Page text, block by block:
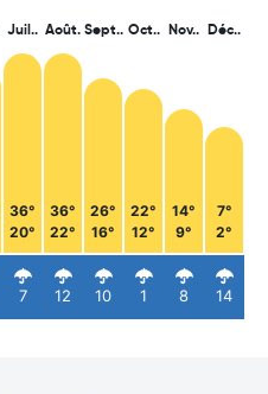
Juil..
36°
20°
7
Août.
36°
22°
12
Sept..
26°
16°
10
Oct..
22°
12°
1
Nov..
14°
9°
8
Déc..
7°
2°
14